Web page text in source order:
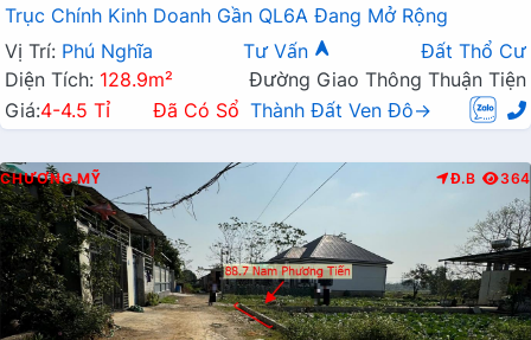
Trục Chính Kinh Doanh Gần QL6A Đang Mở Rộng
Vị Trí: Phú Nghĩa Tư Vấn
Đất Thổ Cư
Diện Tích: 128.9m²
Đường Giao Thông Thuận Tiện
Giá:4-4.5 Tỉ Đã Có Sổ Thành Đất Ven Đô→
CHƯƠNG MỸ Đ.B 364